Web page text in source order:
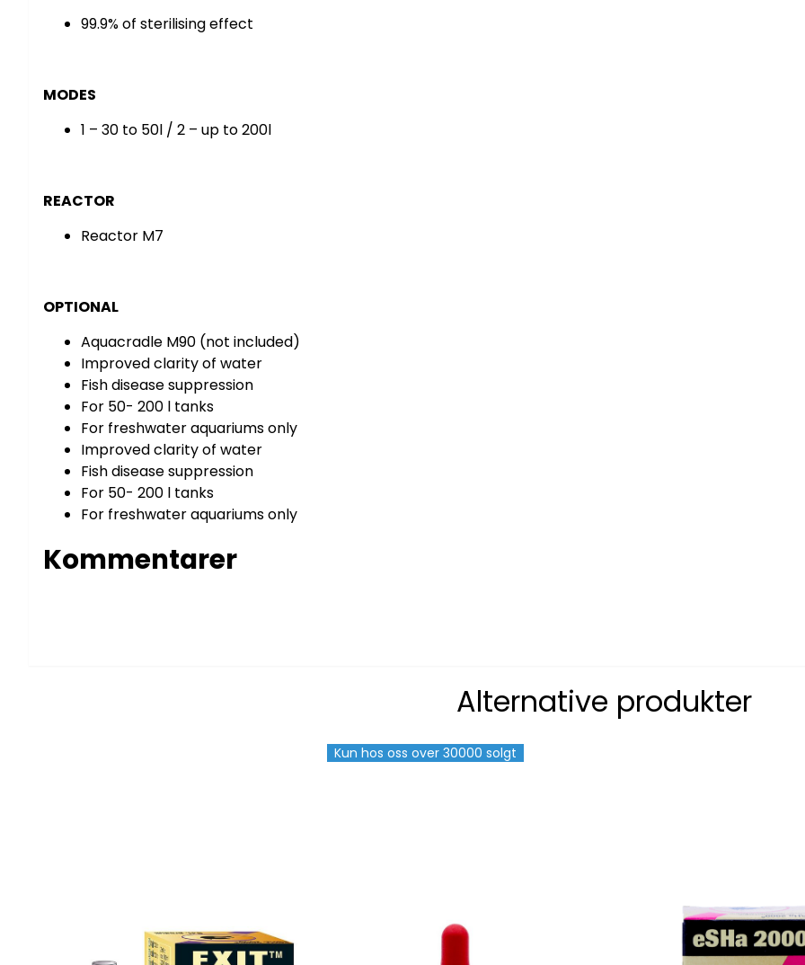
99.9% of sterilising effect
MODES
1 – 30 to 50l / 2 – up to 200l
REACTOR
Reactor M7
OPTIONAL
Aquacradle M90 (not included)
Improved clarity of water
Fish disease suppression
For 50- 200 l tanks
For freshwater aquariums only
Improved clarity of water
Fish disease suppression
For 50- 200 l tanks
For freshwater aquariums only
Kommentarer
Alternative produkter
Kun hos oss over 30000 solgt